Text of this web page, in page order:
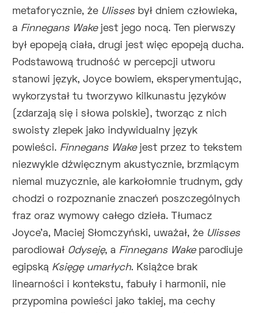
metaforycznie, że Ulisses był dniem człowieka,
a Finnegans Wakejest jego nocą. Ten pierwszy
był epopeją ciała, drugi jest więc epopeją ducha.
Podstawową trudność w percepcji utworu
stanowi język, Joyce bowiem, eksperymentując,
wykorzystał tu tworzywo kilkunastu języków
(zdarzają się i słowa polskie), tworząc z nich
swoisty zlepek jako indywidualny język
powieści. Finnegans Wakejest przez to tekstem
niezwykle dźwięcznym akustycznie, brzmiącym
niemal muzycznie, ale karkołomnie trudnym, gdy
chodzi o rozpoznanie znaczeń poszczególnych
fraz oraz wymowy całego dzieła. Tłumacz
Joyce'a, Maciej Słomczyński, uważał, że Ulisses
parodiował Odyseję, a Finnegans Wakeparodiuje
egipską Księgę umarłych. Książce brak
linearności i kontekstu, fabuły i harmonii, nie
przypomina powieści jako takiej, ma cechy